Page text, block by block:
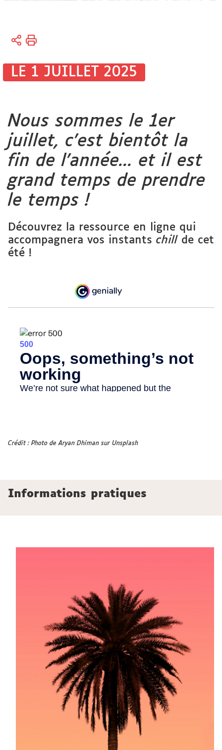
Vous
Accueil
LE 1 JUILLET 2025
Nous sommes le 1er
juillet, c'est bientôt la
fin de l'année... et il est
grand temps de prendre
le temps !
Découvrez la ressource en ligne qui
accompagnera vos instants chill de cet
été !
Crédit : Photo de Aryan Dhiman sur Unsplash
Informations pratiques